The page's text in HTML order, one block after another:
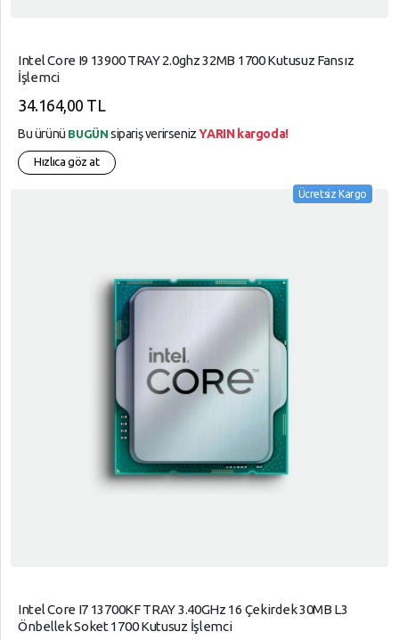
Intel Core I9 13900 TRAY 2.0ghz 32MB 1700 Kutusuz Fansız
İşlemci
34.164,00 TL
Bu ürünü BUGÜN sipariş verirsenizYARIN kargoda!
Hızlıca göz at
Ücretsiz Kargo
Intel Core I7 13700KF TRAY 3.40GHz 16 Çekirdek 30MB L3
Önbellek Soket 1700 Kutusuz İşlemci